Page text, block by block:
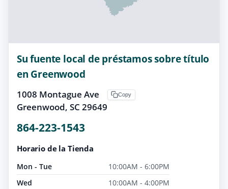
Su fuente local de préstamos sobre título
en Greenwood
1008 Montague Ave
Greenwood, SC 29649
Copy
864-223-1543
Horario de la Tienda
Mon - Tue
10:00AM - 6:00PM
Wed
10:00AM - 4:00PM